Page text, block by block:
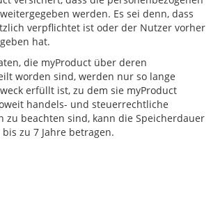
werden. Es sei denn, dass
verpflichtet ist oder der Nutzer vorher
hat.
die myProduct über deren
worden sind, werden nur so lange
erfüllt ist, zu dem sie myProduct
handels- und steuerrechtliche
zu beachten sind, kann die Speicherdauer
zu 7 Jahre betragen.